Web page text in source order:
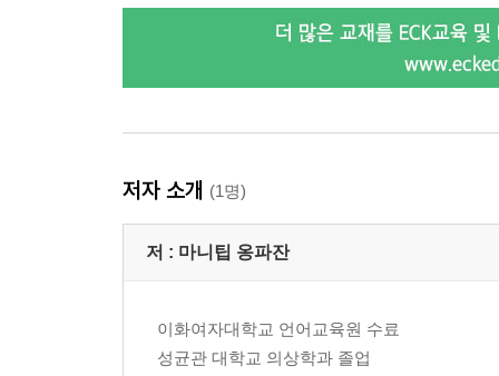
저자 소개 (1명)
저 : 마니팁 옹파잔
이화여자대학교 언어교육원 수료
성균관 대학교 의상학과 졸업